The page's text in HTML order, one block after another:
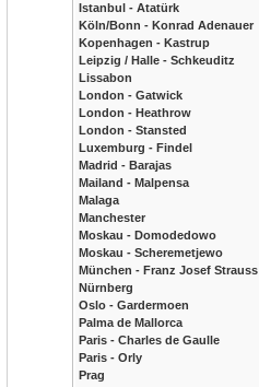
Istanbul - Atatürk
Köln/Bonn - Konrad Adenauer
Kopenhagen - Kastrup
Leipzig / Halle - Schkeuditz
Lissabon
London - Gatwick
London - Heathrow
London - Stansted
Luxemburg - Findel
Madrid - Barajas
Mailand - Malpensa
Malaga
Manchester
Moskau - Domodedowo
Moskau - Scheremetjewo
München - Franz Josef Strauss
Nürnberg
Oslo - Gardermoen
Palma de Mallorca
Paris - Charles de Gaulle
Paris - Orly
Prag